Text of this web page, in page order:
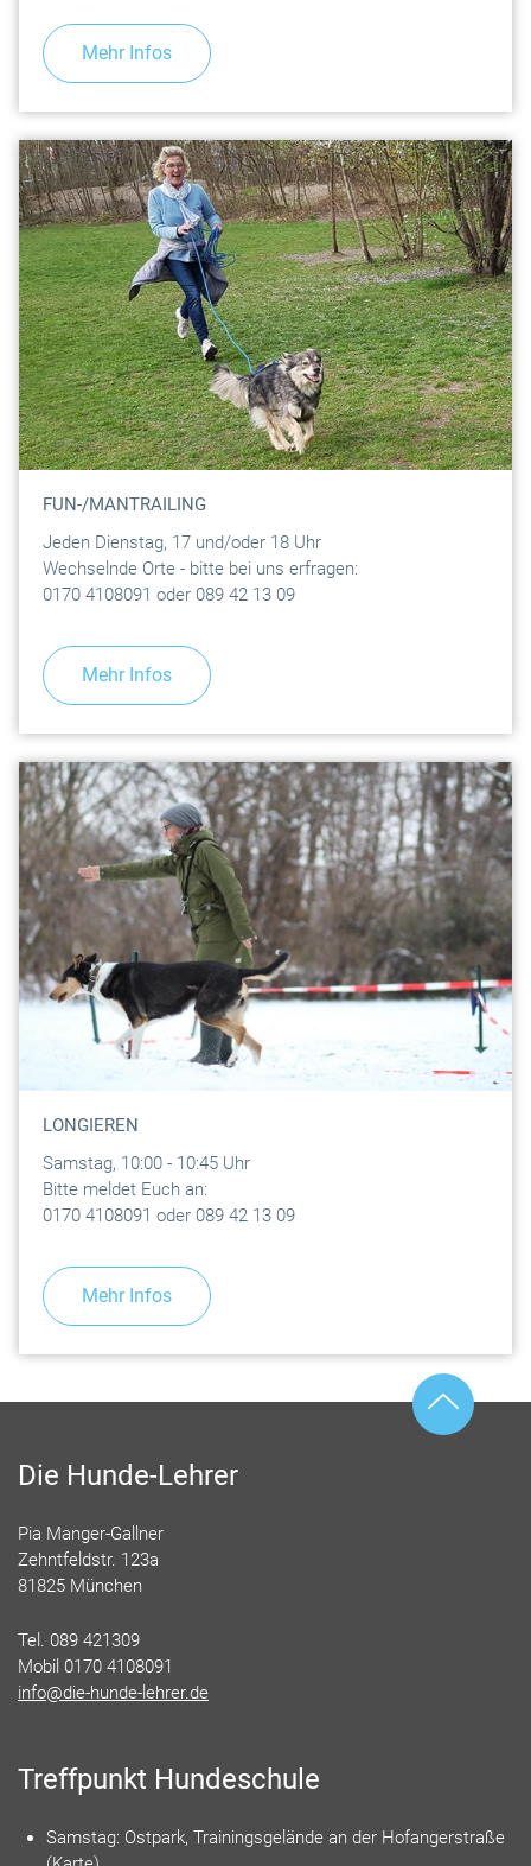
Mehr Infos
FUN-/MANTRAILING
Jeden Dienstag, 17 und/oder 18 Uhr
Wechselnde Orte - bitte bei uns erfragen:
0170 4108091 oder 089 42 13 09
Mehr Infos
LONGIEREN
Samstag, 10:00 - 10:45 Uhr
Bitte meldet Euch an:
0170 4108091 oder 089 42 13 09
Mehr Infos
Die Hunde-Lehrer
Pia Manger-Gallner
Zehntfeldstr. 123a
81825 München
Tel. 089 421309
Mobil 0170 4108091
info@die-hunde-lehrer.de
Treffpunkt Hundeschule
Samstag: Ostpark, Trainingsgelände an der Hofangerstraße